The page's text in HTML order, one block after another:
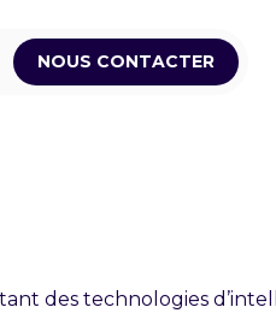
NOUS CONTACTER
des technologies